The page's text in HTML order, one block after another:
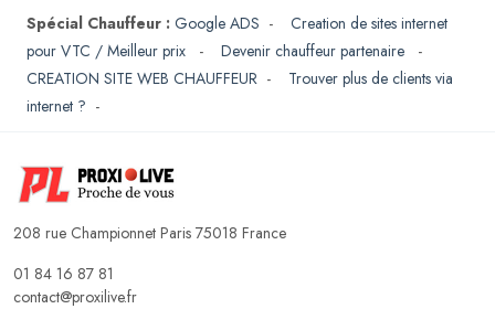
Spécial Chauffeur : Google ADS - Creation de sites internet
pour VTC / Meilleur prix
- Devenir chauffeur partenaire
-
CREATION SITE WEB CHAUFFEUR - Trouver plus de clients via
internet ? -
208 rue Championnet Paris 75018 France
01 84 16 87 81
contact@proxilive.fr